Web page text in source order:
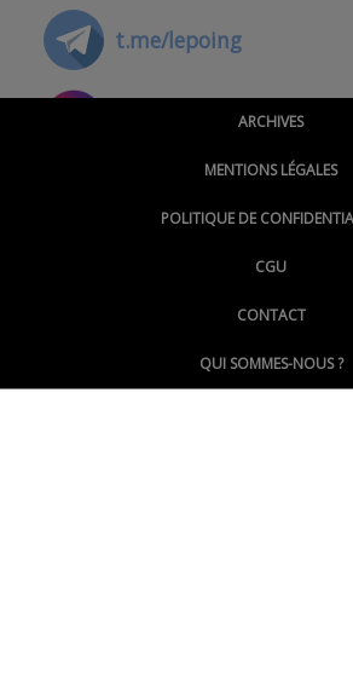
t.me/lepoing
@montpellierpoinginfo
@LePoingMontpellier
ARCHIVES
MENTIONS LÉGALES
POLITIQUE DE
CGU
CONTACT
QUI SOMMES-NOUS ?